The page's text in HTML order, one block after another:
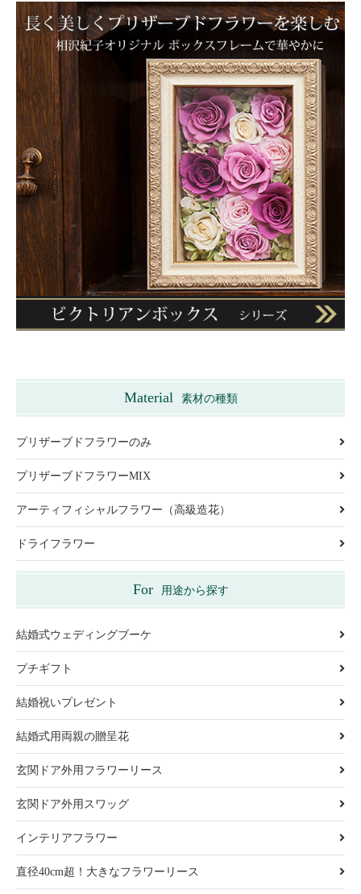
Material 素材の種類
プリザーブドフラワーのみ
プリザーブドフラワーMIX
アーティフィシャルフラワー（高級造花）
ドライフラワー
For 用途から探す
結婚式ウェディングブーケ
プチギフト
結婚祝いプレゼント
結婚式用両親の贈呈花
玄関ドア外用フラワーリース
玄関ドア外用スワッグ
インテリアフラワー
直径40cm超！大きなフラワーリース